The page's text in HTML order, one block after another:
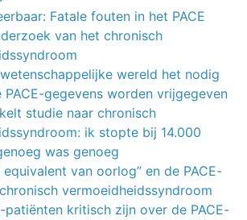
Fatale fouten in het PACE
van het chronisch
wereld het nodig
gegevens worden vrijgegeven
studie naar chronisch
ik stopte bij 14.000
was genoeg
equivalent van oorlog” en de PACE-
vermoeidheidssyndroom
patiënten kritisch zijn over de PACE-